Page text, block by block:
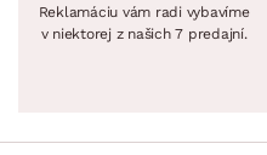
Reklamáciu vám radi vybavíme
v niektorej z našich 7 predajní.